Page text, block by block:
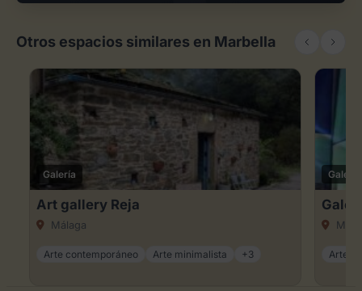
Otros espacios similares en Marbella
Galería
Art gallery Reja
Málaga
Arte contemporáneo Arte minimalista +3
Galería
Arte